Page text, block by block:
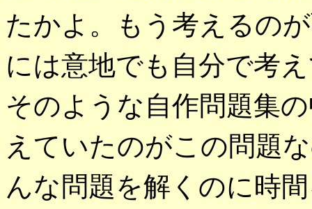
たかよ。もう考えるの
には意地でも自分で考
そのような自作問題集
えていたのがこの問題
んな問題を解くのに時